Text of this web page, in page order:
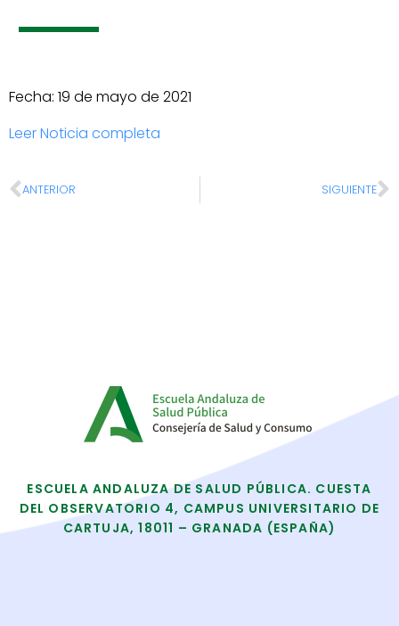
Fecha: 19 de mayo de 2021
Leer Noticia completa
ANTERIOR SIGUIENTE
ESCUELA ANDALUZA DE SALUD PÚBLICA. CUESTA
DEL OBSERVATORIO 4, CAMPUS UNIVERSITARIO DE
CARTUJA, 18011 – GRANADA (ESPAÑA)